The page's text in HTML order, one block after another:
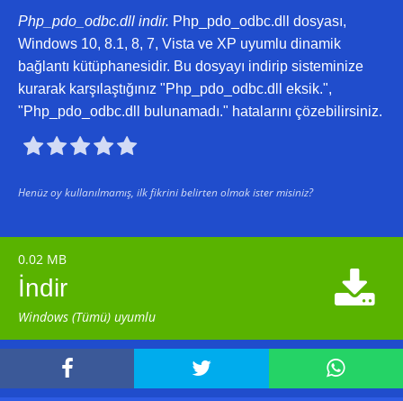
Php_pdo_odbc.dll indir. Php_pdo_odbc.dll dosyası,
Windows 10, 8.1, 8, 7, Vista ve XP uyumlu dinamik
bağlantı kütüphanesidir. Bu dosyayı indirip sisteminize
kurarak karşılaştığınız "Php_pdo_odbc.dll eksik.",
"Php_pdo_odbc.dll bulunamadı." hatalarını çözebilirsiniz.

Henüz oy kullanılmamış, ilk fikrini belirten olmak ister misiniz?
0.02 MB
İndir
Windows (Tümü) uyumlu

  